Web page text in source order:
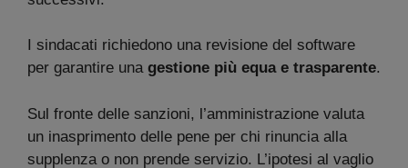
I sindacati richiedono una revisione del software
per garantire una gestione più equa e trasparente.
Sul fronte delle sanzioni, l’amministrazione valuta
un inasprimento delle pene per chi rinuncia alla
supplenza o non prende servizio. L’ipotesi al vaglio